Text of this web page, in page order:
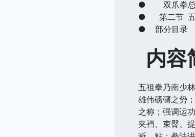
●
双爪拳
●
第二节
●
部分目录
内容
五祖拳乃南少
雄伟磅礴之势
之称；强调运
夹裆、束臀、